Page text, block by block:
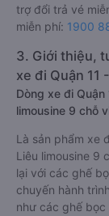
trợ đổi trả vé
miễn phí: 1900
3. Giới thiệu,
xe đi Quận 11
Dòng xe đi
limousine 9 chỗ
Là sản phẩm xe
Liêu limousine 9
lại với các ghế
chuyến hành
như các ghế bọc